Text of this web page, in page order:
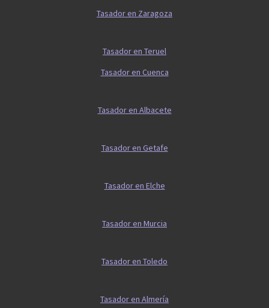
Tasador en Zaragoza
Tasador en Teruel
Tasador en Cuenca
Tasador en Albacete
Tasador en Getafe
Tasador en Elche
Tasador en Murcia
Tasador en Toledo
Tasador en Almería